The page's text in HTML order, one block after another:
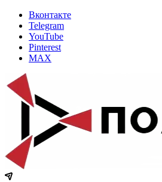
Вконтакте
Telegram
YouTube
Pinterest
MAX